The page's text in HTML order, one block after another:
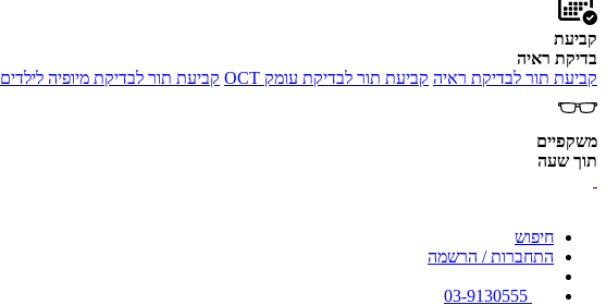
קביעת
בדיקת ראיה
קביעת תור לבדיקת ראיה קביעת תור לבדיקת עומק OCT קביעת תור לבדיקת מיופיה לילדים
משקפיים
תוך שעה
חיפוש
התחברות / הרשמה